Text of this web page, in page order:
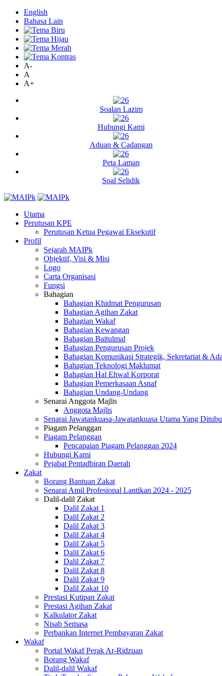
English
Bahasa Lain
A-
A
A+
Soalan Lazim
Hubungi Kami
Aduan & Cadangan
Peta Laman
Soal Selidik
Utama
Perutusan KPE
Perutusan Ketua Pegawai Eksekutif
Profil
Sejarah MAIPk
Objektif, Visi & Misi
Logo
Carta Organisasi
Fungsi
Bahagian
Bahagian Khidmat Pengurusan
Bahagian Agihan Zakat
Bahagian Wakaf
Bahagian Kewangan
Bahagian Baitulmal
Bahagian Pengurusan Projek
Bahagian Komunikasi Strategik, Sekretariat &
Bahagian Teknologi Maklumat
Bahagian Hal Ehwal Korporat
Bahagian Pemerkasaan Asnaf
Bahagian Undang-Undang
Senarai Anggota Majlis
Anggota Majlis
Senarai Jawatankuasa-Jawatankuasa Utama Yang
Piagam Pelanggan
Piagam Pelanggan
Pencapaian Piagam Pelanggan 2024
Hubungi Kami
Pejabat Pentadbiran Daerah
Zakat
Borang Bantuan Zakat
Senarai Amil Profesional Lantikan 2024 - 2025
Dalil-dalil Zakat
Dalil Zakat 1
Dalil Zakat 2
Dalil Zakat 3
Dalil Zakat 4
Dalil Zakat 5
Dalil Zakat 6
Dalil Zakat 7
Dalil Zakat 8
Dalil Zakat 9
Dalil Zakat 10
Prestasi Kutipan Zakat
Prestasi Agihan Zakat
Kalkulator Zakat
Nisab Semasa
Perbankan Internet Pembayaran Zakat
Wakaf
Portal Wakaf Perak Ar-Ridzuan
Borang Wakaf
Dalil-dalil Wakaf